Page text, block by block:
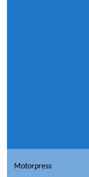
Motorpress